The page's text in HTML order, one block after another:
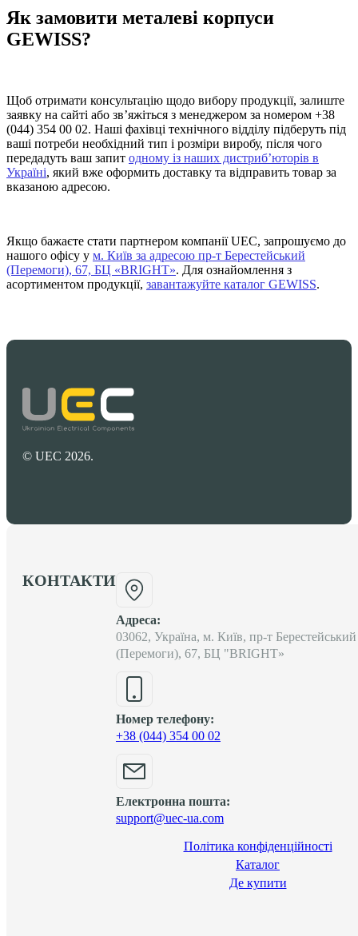
Як замовити металеві корпуси
GEWISS?
Щоб отримати консультацію щодо вибору продукції, залиште
заявку на сайті або зв’яжіться з менеджером за номером +38
(044) 354 00 02. Наші фахівці технічного відділу підберуть під
ваші потреби необхідний тип і розміри виробу, після чого
передадуть ваш запит одному із наших дистриб’юторів в
Україні, який вже оформить доставку та відправить товар за
вказаною адресою.
Якщо бажаєте стати партнером компанії UEC, запрошуємо до
нашого офісу у м. Київ за адресою пр-т Берестейський
(Перемоги), 67, БЦ «BRIGHT». Для ознайомлення з
асортиментом продукції, завантажуйте каталог GEWISS.
© UEC 2026.
КОНТАКТИ
Адреса:
03062, Україна, м. Київ, пр-т Берестейський
(Перемоги), 67, БЦ "BRIGHT»
Номер телефону:
+38 (044) 354 00 02
Електронна пошта:
support@uec-ua.com
Політика конфіденційності
Каталог
Де купити